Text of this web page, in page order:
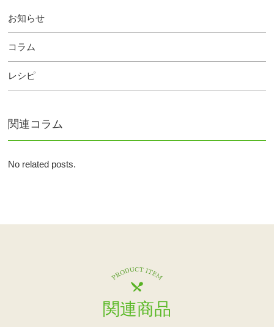
お知らせ
コラム
レシピ
関連コラム
No related posts.
関連商品